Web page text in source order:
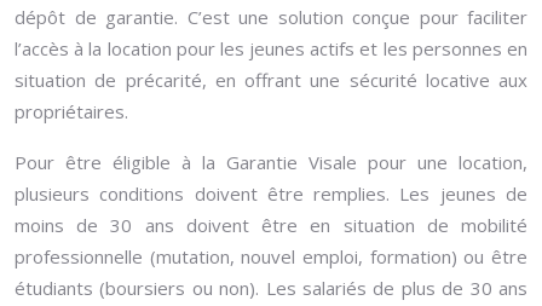
dépôt de garantie. C’est une solution conçue pour faciliter
l’accès à la location pour les jeunes actifs et les personnes en
situation de précarité, en offrant une sécurité locative aux
propriétaires.
Pour être éligible à la Garantie Visale pour une location,
plusieurs conditions doivent être remplies. Les jeunes de
moins de 30 ans doivent être en situation de mobilité
professionnelle (mutation, nouvel emploi, formation) ou être
étudiants (boursiers ou non). Les salariés de plus de 30 ans